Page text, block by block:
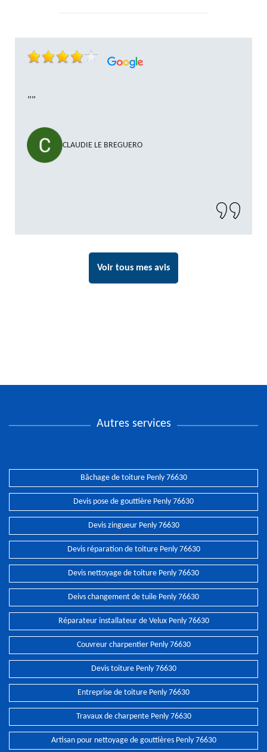
""
CLAUDIE LE BREGUERO
Voir tous mes avis
Autres services
Bâchage de toiture Penly 76630
Devis pose de gouttière Penly 76630
Devis zingueur Penly 76630
Devis réparation de toiture Penly 76630
Devis nettoyage de toiture Penly 76630
Deivs changement de tuile Penly 76630
Réparateur installateur de Velux Penly 76630
Couvreur charpentier Penly 76630
Devis toiture Penly 76630
Entreprise de toiture Penly 76630
Travaux de charpente Penly 76630
Artisan pour nettoyage de gouttières Penly 76630